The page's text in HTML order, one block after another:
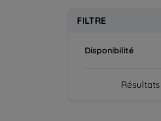
FILTRE
Disponibilité
Résultats